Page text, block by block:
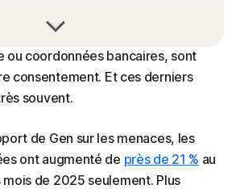
telles que vos adresses e-
ou coordonnées bancaires, sont
consentement. Et ces derniers
souvent.
de Gen sur les menaces, les
ont augmenté de près de 21 % au
de 2025 seulement. Plus